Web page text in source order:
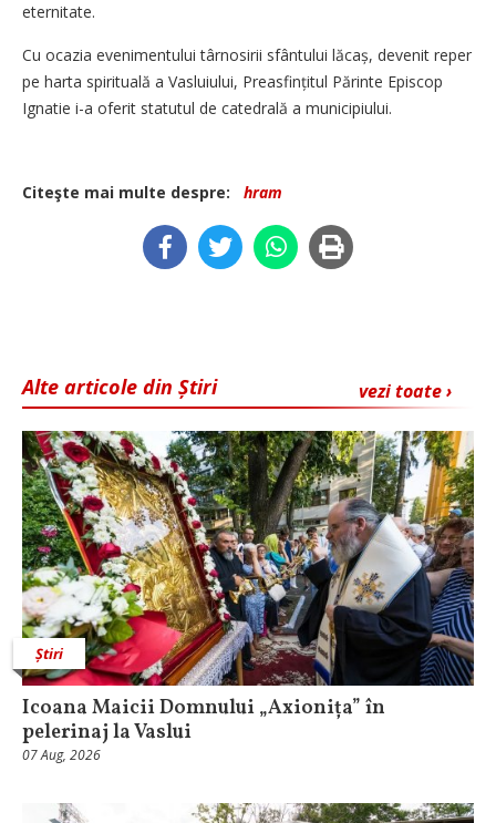
eternitate.
Cu ocazia evenimentului târnosirii sfântului lăcaș, devenit reper
pe harta spirituală a Vasluiului, Preasfințitul Părinte Episcop
Ignatie i-a oferit statutul de catedrală a municipiului.
Citeşte mai multe despre: hram
vezi toate ›
Alte articole din Știri
Știri
Icoana Maicii Domnului „Axionița” în
pelerinaj la Vaslui
07 Aug, 2026